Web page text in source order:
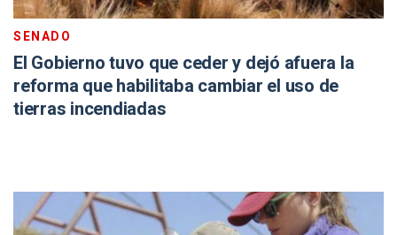
SENADO
El Gobierno tuvo que ceder y dejó afuera la
reforma que habilitaba cambiar el uso de
tierras incendiadas